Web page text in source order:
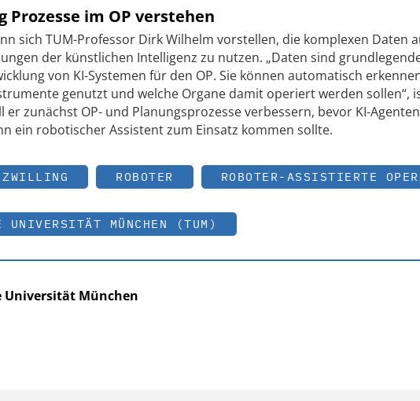
Prozesse im OP verstehen
sich TUM-Professor Dirk Wilhelm vorstellen, die komplexen Daten
der künstlichen Intelligenz zu nutzen. „Daten sind
von KI-Systemen für den OP. Sie können automatisch
genutzt und welche Organe damit operiert werden sollen“,
er zunächst OP- und Planungsprozesse verbessern, bevor KI-
ein robotischer Assistent zum Einsatz kommen sollte.
ROBOTER ROBOTER-ASSISTIERTE
UNIVERSITÄT MÜNCHEN (TUM)
Universität München